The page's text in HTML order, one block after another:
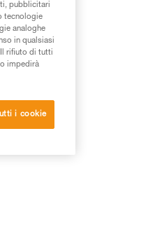
pubblicitari
tecnologie
analoghe
in qualsiasi
rifiuto di tutti
impedirà
i cookie